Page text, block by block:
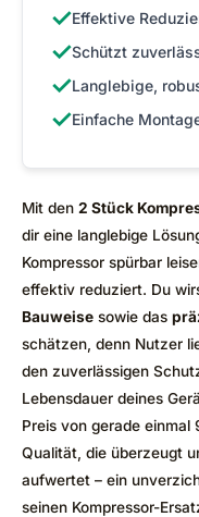
✓Effektive
✓Schützt
✓Langlebige,
✓Einfache
Mit den 2 Stück
dir eine langlebige
Kompressor spürbar
effektiv reduziert. Du
Bauweise sowie das
schätzen, denn Nutzer
den zuverlässigen
Lebensdauer deines
Preis von gerade
Qualität, die überzeugt
aufwertet – ein
seinen Kompressor-